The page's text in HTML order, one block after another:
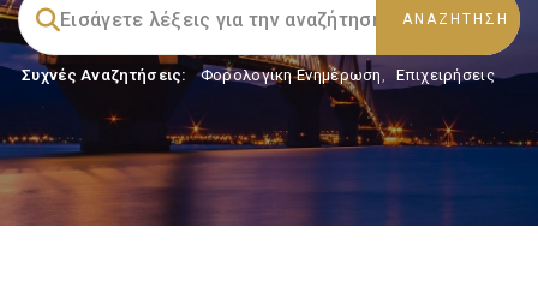
Συχνές Αναζητήσεις: Φορολογικη Ενημέρωση , Επιχειρήσεις